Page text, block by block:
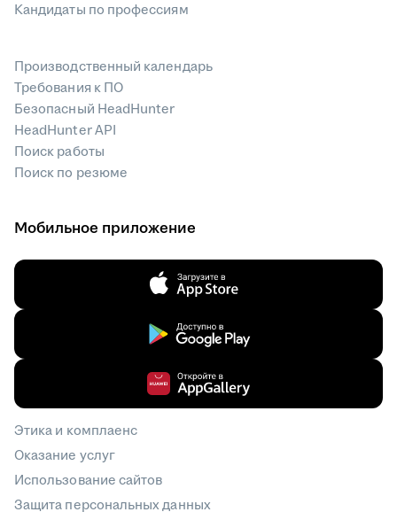
Кандидаты по профессиям
Производственный календарь
Требования к ПО
Безопасный HeadHunter
HeadHunter API
Поиск работы
Поиск по резюме
Мобильное приложение
Этика и комплаенс
Оказание услуг
Использование сайтов
Защита персональных данных